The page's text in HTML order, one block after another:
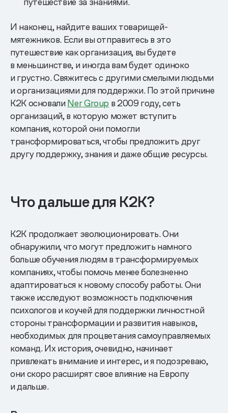
И наконец, найдите ваших товарищей-
мятежников. Если вы отправитесь в это
путешествие как организация, вы будете
в меньшинстве, и иногда вам будет одиноко
и грустно. Свяжитесь с другими смелыми людьми
и организациями для поддержки. По этой причине
K2K основалиNer Group в 2009 году, сеть
организаций, в которую может вступить
компания, которой они помогли
трансформироваться, чтобы предложить друг
другу поддержку, знания и даже общие ресурсы.
Что дальше для K2K?
K2K продолжает эволюционировать. Они
обнаружили, что могут предложить намного
больше обучения людям в трансформируемых
компаниях, чтобы помочь менее болезненно
адаптироваться к новому способу работы. Они
также исследуют возможность подключения
психологов и коучей для поддержки личностной
стороны трансформации и развития навыков,
необходимых для процветания самоуправляемых
команд. Их история, очевидно, начинает
привлекать внимание и интерес, и я подозреваю,
они скоро расширят свое влияние на Европу
и дальше.